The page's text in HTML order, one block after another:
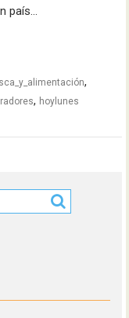
país…
,
, hoylunes